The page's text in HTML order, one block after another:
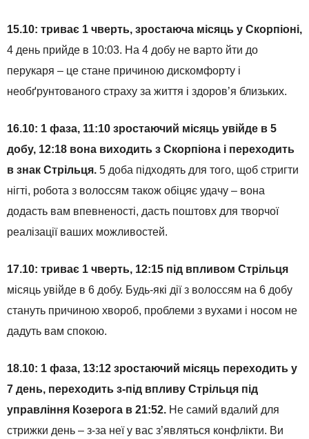
15.10: триває 1 чверть, зростаюча місяць у Скорпіоні,
4 день прийде в 10:03. На 4 добу не варто йти до
перукаря – це стане причиною дискомфорту і
необґрунтованого страху за життя і здоров’я близьких.
16.10: 1 фаза, 11:10 зростаючий місяць увійде в 5
добу, 12:18 вона виходить з Скорпіона і переходить
в знак Стрільця. 5 доба підходять для того, щоб стригти
нігті, робота з волоссям також обіцяє удачу – вона
додасть вам впевненості, дасть поштовх для творчої
реалізації ваших можливостей.
17.10: триває 1 чверть, 12:15 під впливом Стрільця
місяць увійде в 6 добу. Будь-які дії з волоссям на 6 добу
стануть причиною хвороб, проблеми з вухами і носом не
дадуть вам спокою.
18.10: 1 фаза, 13:12 зростаючий місяць переходить у
7 день, переходить з-під впливу Стрільця під
управління Козерога в 21:52. Не самий вдалий для
стрижки день – з-за неї у вас з’являться конфлікти. Ви